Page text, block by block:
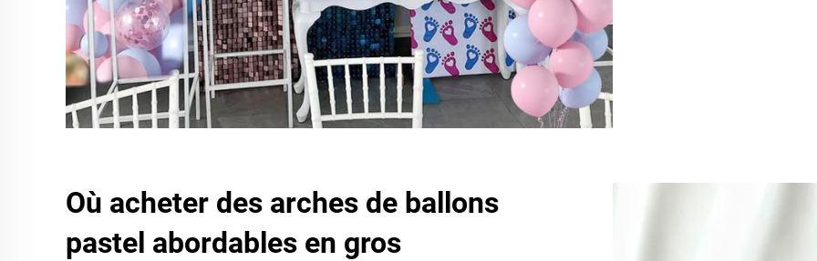
Où acheter des arches de ballons
pastel abordables en gros